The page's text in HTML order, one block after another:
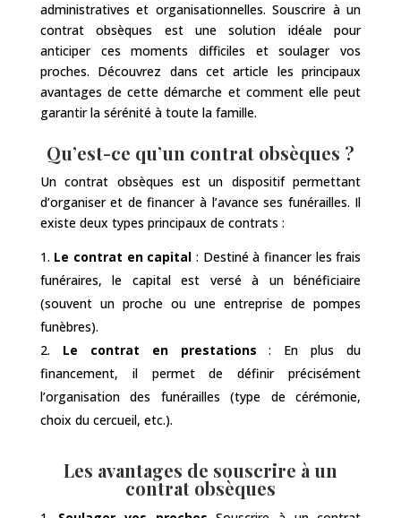
administratives et organisationnelles. Souscrire à un
contrat obsèques est une solution idéale pour
anticiper ces moments difficiles et soulager vos
proches. Découvrez dans cet article les principaux
avantages de cette démarche et comment elle peut
garantir la sérénité à toute la famille.
Qu’est-ce qu’un contrat obsèques ?
Un contrat obsèques est un dispositif permettant
d’organiser et de financer à l’avance ses funérailles. Il
existe deux types principaux de contrats :
Le contrat en capital : Destiné à financer les frais
funéraires, le capital est versé à un bénéficiaire
(souvent un proche ou une entreprise de pompes
funèbres).
Le contrat en prestations : En plus du
financement, il permet de définir précisément
l’organisation des funérailles (type de cérémonie,
choix du cercueil, etc.).
Les avantages de souscrire à un
contrat obsèques